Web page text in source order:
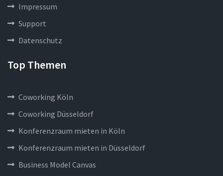
Impressum
Support
Datenschutz
Top Themen
Coworking Köln
Coworking Düsseldorf
Konferenzraum mieten in Köln
Konferenzraum mieten in Düsseldorf
Business Model Canvas